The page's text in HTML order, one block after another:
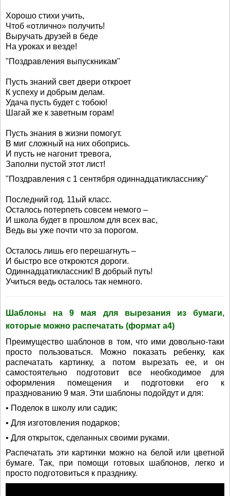
Хорошо стихи учить,
Чтоб «отлично» получить!
Выручать друзей в беде
На уроках и везде!
"Поздравления выпускникам"
Пусть знаний свет двери откроет
К успеху и добрым делам.
Удача пусть будет с тобою!
Шагай же к заветным горам!
Пусть знания в жизни помогут.
В миг сложный на них обопрись.
И пусть не нагонит тревога,
Заполни пустой этот лист!
"Поздравления с 1 сентября одиннадцатикласснику"
Последний год. 11ый класс.
Осталось потерпеть совсем немого –
И школа будет в прошлом для всех вас,
Ведь вы уже почти что за порогом.
Осталось лишь его перешагнуть –
И быстро все откроются дороги.
Одиннадцатиклассник! В добрый путь!
Учиться ведь осталось так немного.
Шаблоны на 9 мая для вырезания из бумаги,
которые можно распечатать (формат а4)
Преимущество шаблонов в том, что ими довольно-таки
просто пользоваться. Можно показать ребенку, как
распечатать картинку, а потом вырезать ее, и он
самостоятельно подготовит все необходимое для
оформления помещения и подготовки его к
празднованию 9 мая. Эти шаблоны подойдут и для:
• Поделок в школу или садик;
• Для изготовления подарков;
• Для открыток, сделанных своими руками.
Распечатать эти картинки можно на белой или цветной
бумаге. Так, при помощи готовых шаблонов, легко и
просто подготовиться к празднику.